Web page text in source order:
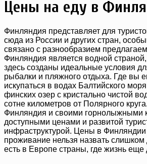
Цены на еду в
Финляндия представляет для
сюда из России и других стран,
связано с разнообразием
Финляндия является водной страной,
здесь созданы идеальные условия
рыбалки и пляжного отдыха. Где вы
искупаться в водах Балтийского
финских озер с кристально чистой
сотне километров от Полярного
Финляндия и своими горнолыжными
доступными ценами и развитой
инфраструктурой. Цены в Финляндии
проживание нельзя назвать
есть в Европе страны, где жизнь еще